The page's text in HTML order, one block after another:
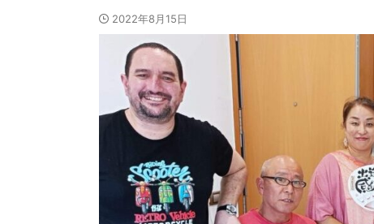
2022年8月15日